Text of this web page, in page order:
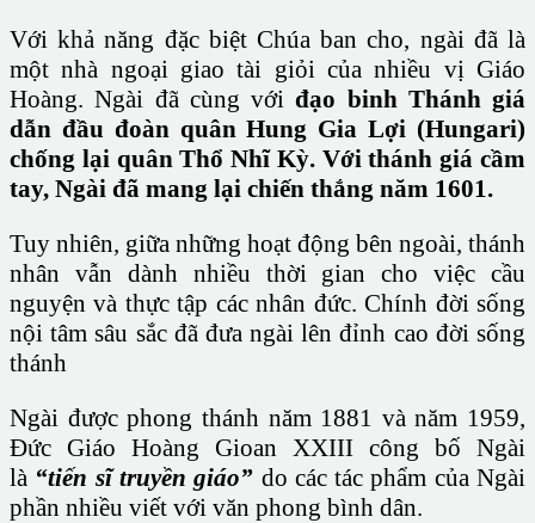
Với khả năng đặc biệt Chúa ban cho, ngài đã là
một nhà ngoại giao tài giỏi của nhiều vị Giáo
Hoàng. Ngài đã cùng vớiđạo binh Thánh giá
dẫn đầu đoàn quân Hung Gia Lợi (Hungari)
chống lại quân Thổ Nhĩ Kỳ. Với thánh giá cầm
tay, Ngài đã mang lại chiến thắng năm 1601.
Tuy nhiên, giữa những hoạt động bên ngoài, thánh
nhân vẫn dành nhiều thời gian cho việc cầu
nguyện và thực tập các nhân đức. Chính đời sống
nội tâm sâu sắc đã đưa ngài lên đỉnh cao đời sống
thánh
Ngài được phong thánh năm 1881 và năm 1959,
Đức Giáo Hoàng Gioan XXIII công bố Ngài
là “tiến sĩ truyền giáo” do các tác phẩm của Ngài
phần nhiều viết với văn phong bình dân.